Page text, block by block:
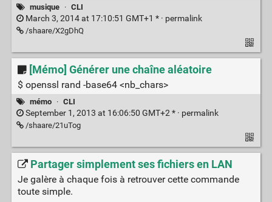
musique · CLI
March 3, 2014 at 17:10:51 GMT+1 * · permalink
/shaare/X2gDhQ
[Mémo] Générer une chaîne aléatoire
$ openssl rand -base64 <nb_chars>
mémo · CLI
September 1, 2013 at 16:06:50 GMT+2 * · permalink
/shaare/21uTog
Partager simplement ses fichiers en LAN
Je galère à chaque fois à retrouver cette commande
toute simple.